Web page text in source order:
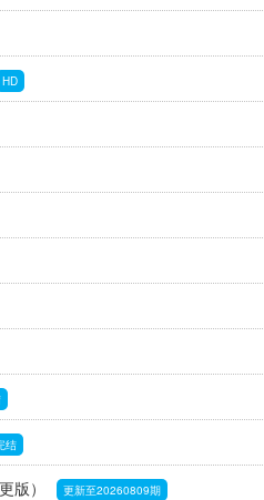
HD
结
版） 更新至20260809期